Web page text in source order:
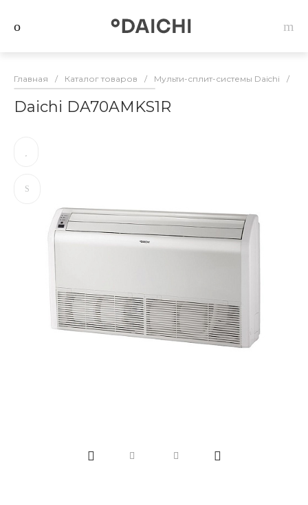
Главная / Каталог товаров / Мульти-сплит-системы Daichi /
Daichi DA70AMKS1R